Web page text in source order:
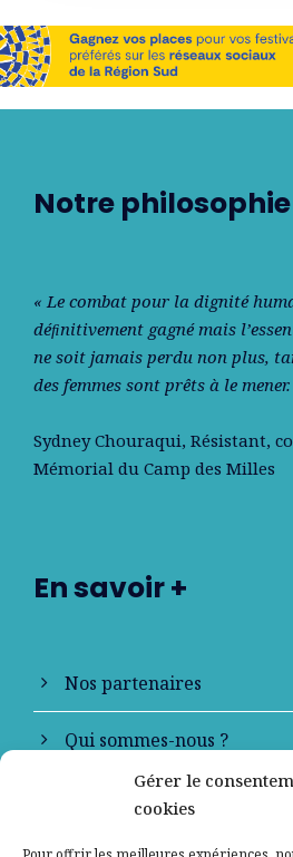
Gérer le
cookies
Notre philosophie
« Le combat pour la dignité
déﬁnitivement gagné mais
ne soit jamais perdu non plus,
des femmes sont prêts à le mener.
Sydney Chouraqui, Résistant,
Mémorial du Camp des Milles
En savoir +
Nos partenaires
Qui sommes-nous ?
Contactez-nous